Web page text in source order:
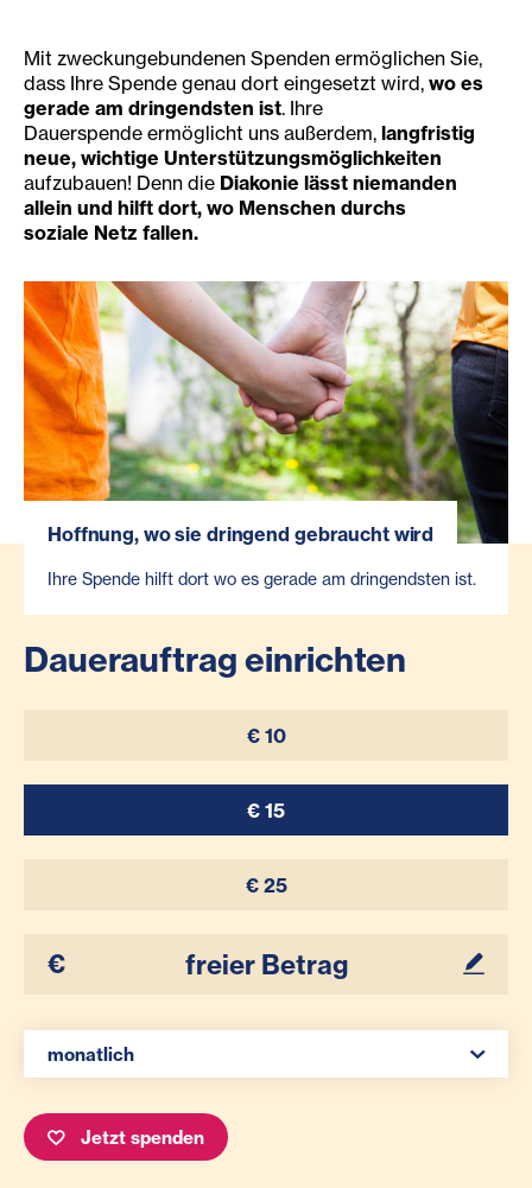
Mit zweckungebundenen Spenden ermöglichen Sie,
dass Ihre Spende genau dort eingesetzt wird, wo es
gerade am dringendsten ist. Ihre
Dauerspende ermöglicht uns außerdem, langfristig
neue, wichtige Unterstützungsmöglichkeiten
aufzubauen! Denn die Diakonie lässt niemanden
allein und hilft dort, wo Menschen durchs
soziale Netz fallen.
Hoffnung, wo sie dringend gebraucht wird
Ihre Spende hilft dort wo es gerade am dringendsten ist.
Dauerauftrag einrichten
€ 10
€ 15
€ 25
monatlich
Jetzt spenden